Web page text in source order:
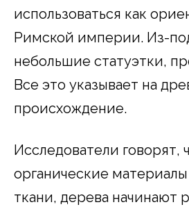
использоваться как
Римской империи. Из-
небольшие статуэтки,
Все это указывает на
происхождение.
Исследователи говорят,
органические
ткани, дерева начинают